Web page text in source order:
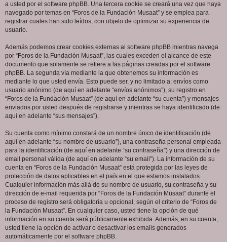
a usted por el software phpBB. Una tercera cookie se creará una vez que haya
navegado por temas en “Foros de la Fundación Musaat” y se emplea para
registrar cuales han sido leídos, con objeto de optimizar su experiencia de
usuario.
Además podemos crear cookies externas al software phpBB mientras navega
por “Foros de la Fundación Musaat”, las cuales exceden el alcance de este
documento que solamente se refiere a las páginas creadas por el software
phpBB. La segunda vía mediante la que obtenemos su información es
mediante lo que usted envía. Esto puede ser, y no limitado a: envíos como
usuario anónimo (de aquí en adelante “envíos anónimos”), su registro en
“Foros de la Fundación Musaat” (de aquí en adelante “su cuenta”) y mensajes
enviados por usted después de registrarse y mientras se haya identificado (de
aquí en adelante “sus mensajes”).
Su cuenta como mínimo constará de un nombre único de identificación (de
aquí en adelante “su nombre de usuario”), una contraseña personal empleada
para la identificación (de aquí en adelante “su contraseña”) y una dirección de
email personal válida (de aquí en adelante “su email”). La información de su
cuenta en “Foros de la Fundación Musaat” está protegida por las leyes de
protección de datos aplicables en el país en el que estamos instalados.
Cualquier información más allá de su nombre de usuario, su contraseña y su
dirección de e-mail requerida por “Foros de la Fundación Musaat” durante el
proceso de registro será obligatoria u opcional, según el criterio de “Foros de
la Fundación Musaat”. En cualquier caso, usted tiene la opción de qué
información en su cuenta será públicamente exhibida. Además, en su cuenta,
usted tiene la opción de activar o desactivar los emails generados
automáticamente por el software phpBB.